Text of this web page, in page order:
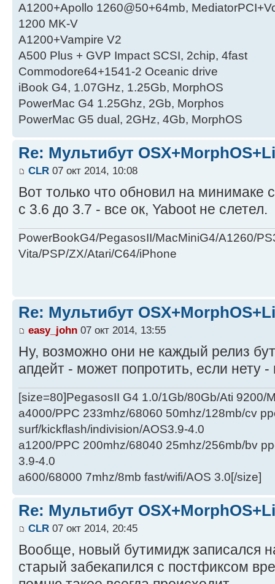
A1200+Apollo 1260@50+64mb,
1200 MK-V
A1200+Vampire V2
А500 Plus + GVP Impact SCSI, 2chip, 4fast
Commodore64+1541-2 Oceanic drive
iBook G4, 1.07GHz, 1.25Gb, MorphOS
PowerMac G4 1.25Ghz, 2Gb, Morphos
PowerMac G5 dual, 2GHz, 4Gb, MorphOS
Re: Мультибут
CLR 07 окт 2014, 10:08
Вот только что обновил на минимаке
с 3.6 до 3.7 - все ок, Yaboot не слетел.
PowerBookG4/PegasosII/MacMiniG4/A1260/
Vita/PSP/ZX/Atari/C64/iPhone
Re: Мультибут
easy_john 07 окт 2014, 13:55
Ну, возможно они не каждый релиз
апдейт - может попротить, если нету
[size=80]PegasosII G4 1.0/1Gb/80Gb/Ati 9200/
a4000/PPC 233mhz/68060 50mhz/128mb/cv
surf/kickflash/indivision/AOS3.9-4.0
a1200/PPC 200mhz/68040 25mhz/256mb/bv
3.9-4.0
a600/68000 7mhz/8mb fast/wifi/AOS 3.0[/size]
Re: Мультибут
CLR 07 окт 2014, 20:45
Вообще, новый бутимидж записался
старый забекапился с постфиксом